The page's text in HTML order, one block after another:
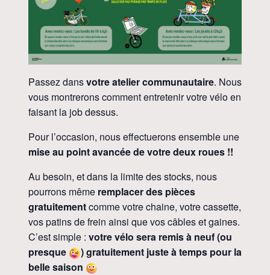
Passez dansvotre atelier communautaire. Nous
vous montrerons comment entretenir votre vélo en
faisant la job dessus.
Pour l’occasion, nous effectuerons ensemble une
mise au point avancée de votre deux roues !!
Au besoin, et dans la limite des stocks, nous
pourrons même remplacer des pièces
gratuitementcomme votre chaine, votre cassette,
vos patins de frein ainsi que vos câbles et gaines.
C’est simple : votre vélo sera remis à neuf (ou
presque
) gratuitement juste à temps pour la
belle saison